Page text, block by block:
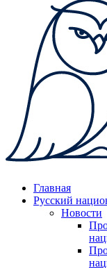
Главная
Русский
Новости